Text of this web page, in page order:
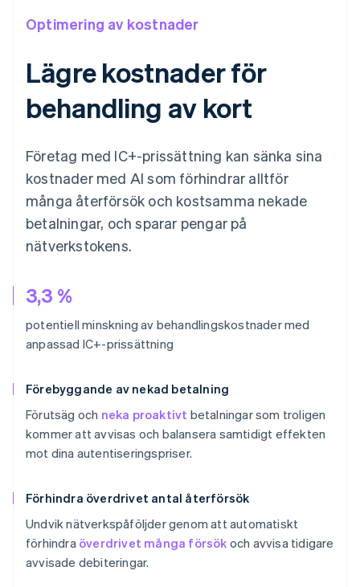
Optimering av kostnader
Lägre kostnader för
behandling av kort
Företag med IC+-prissättning kan sänka sina
kostnader med AI som förhindrar alltför
många återförsök och kostsamma nekade
betalningar, och sparar pengar på
nätverkstokens.
3,3 %
potentiell minskning av behandlingskostnader med
anpassad IC+-prissättning
Förebyggande av nekad betalning
Förutsäg och neka proaktivt betalningar som troligen
kommer att avvisas och balansera samtidigt effekten
mot dina autentiseringspriser.
Förhindra överdrivet antal återförsök
Undvik nätverkspåföljder genom att automatiskt
förhindra överdrivet många försök och avvisa tidigare
avvisade debiteringar.